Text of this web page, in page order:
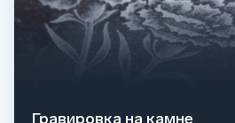
Гравировка на камне